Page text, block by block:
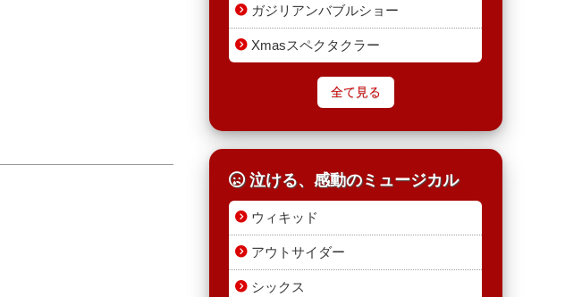
ガジリアンバブルショー
Xmasスペクタクラー
全て見る
泣ける、感動のミュージカル
ウィキッド
アウトサイダー
シックス